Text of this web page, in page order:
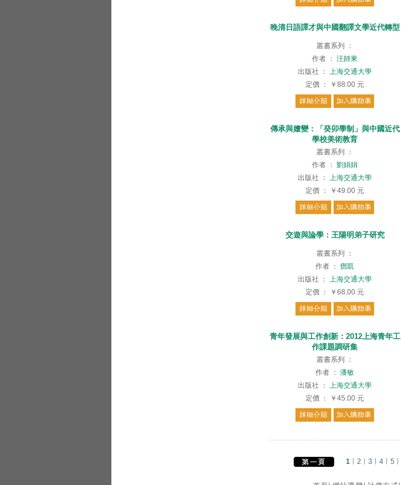
晚清日語譯才與中國翻譯文學近代轉型
叢書系列
：
作者 ： 汪帥東
出版社
： 上海交通大學
定價 ： ￥88.00 元
傳承與嬗變：「癸卯學制」與中國近代
學校美術教育
叢書系列
：
作者 ： 劉娟娟
出版社
： 上海交通大學
定價 ： ￥49.00 元
交遊與論學：王陽明弟子研究
叢書系列
：
作者 ： 鄧凱
出版社
： 上海交通大學
定價 ： ￥68.00 元
青年發展與工作創新：2012上海青年工
作課題調研集
叢書系列
：
作者 ： 潘敏
出版社
： 上海交通大學
定價 ： ￥45.00 元
1 2 3 4 5